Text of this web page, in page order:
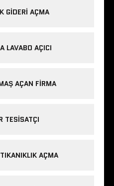
GIDERI AÇMA
LAVABO AÇICI
AÇAN FIRMA
TESISATÇI
AÇMA